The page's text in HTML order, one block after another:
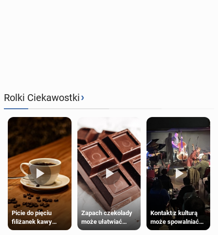
Rolki Ciekawostki›
Picie do pięciu
filiżanek kawy
dziennie jest
Zapach czekolady
może ułatwiać
trening siłowy
Kontakt z kulturą
może spowalniać
starzenie